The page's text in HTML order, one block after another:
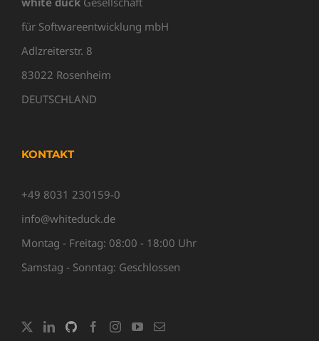
für Softwareentwicklung mbH
Adlzreiterstr. 8
83022 Rosenheim
DEUTSCHLAND
KONTAKT
+49 8031 230159-0
info@whiteduck.de
Montag - Freitag: 08:00 - 18:00 Uhr
Samstag - Sonntag: Geschlossen